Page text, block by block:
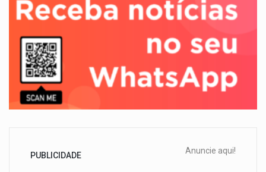
PUBLICIDADE Anuncie aqui!